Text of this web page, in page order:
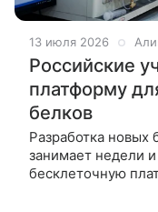
13 июля 2026
Российские
платформу
белков
Разработка новых
занимает недели
бесклеточную